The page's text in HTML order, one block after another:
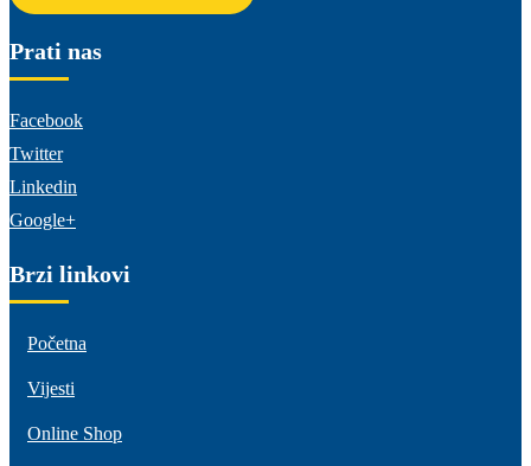
Prati nas
Facebook
Twitter
Linkedin
Google+
Brzi linkovi
Početna
Vijesti
Online Shop